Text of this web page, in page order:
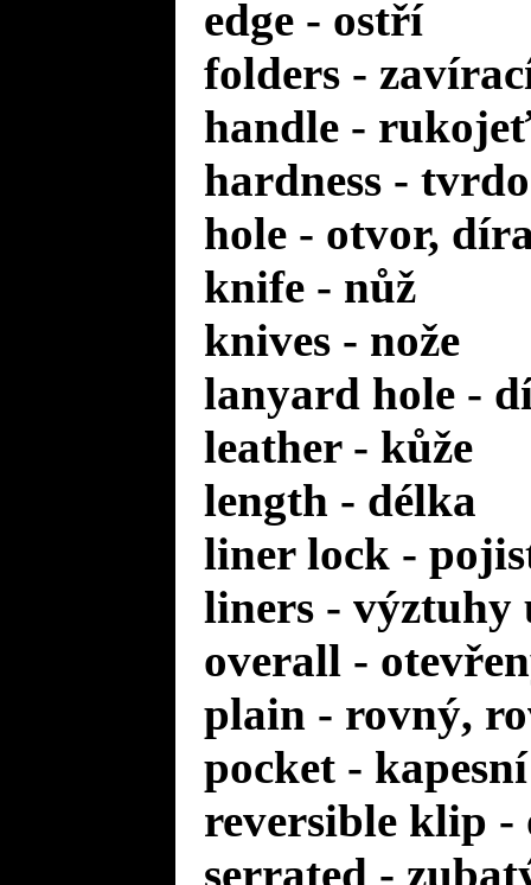
edge - ostří
folders -
handle -
hardness -
hole - otvor,
knife - nůž
knives - nože
lanyard hole -
leather - kůže
length - délka
liner lock -
liners -
overall -
plain - rovný,
pocket - kapesní
reversible klip
serrated -